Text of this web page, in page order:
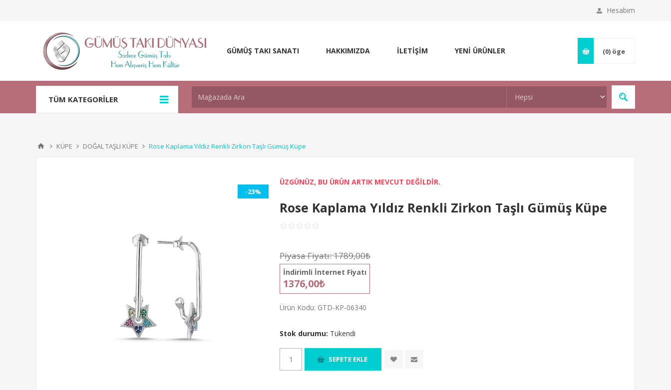
Hesabım
GÜMÜŞ TAKI SANATI HAKKIMIZDA İLETİŞİM YENİ ÜRÜNLER (0) öge
TÜM KATEGORİLER
KÜPE DOĞAL TAŞLI KÜPE Rose Kaplama Yıldız Renkli Zirkon Taşlı Gümüş Küpe
-23%
ÜZGÜNÜZ, BU ÜRÜN ARTIK MEVCUT DEĞİLDİR.
Rose Kaplama Yıldız Renkli Zirkon Taşlı Gümüş Küpe
Piyasa Fiyatı:1789,00₺
İndirimli İnternet Fiyatı
1376,00₺
Ürün Kodu: GTD-KP-06340
Stok durumu: Tükendi